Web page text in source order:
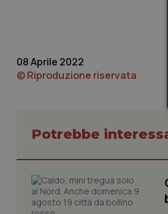
08 Aprile 2022
© Riproduzione riservata
Potrebbe